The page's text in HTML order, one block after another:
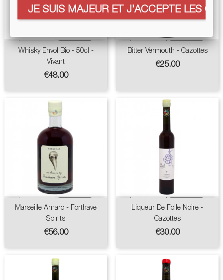
Whisky Envol Bio - 50cl -
Vivant
Price
€48.00
Bitter Vermouth - Cazottes
Price
€25.00
Marseille Amaro - Forthave
Spirits
Price
€56.00
Liqueur De Folle Noire -
Cazottes
Price
€30.00
JE SUIS MAJEUR ET J'ACCEPTE LES